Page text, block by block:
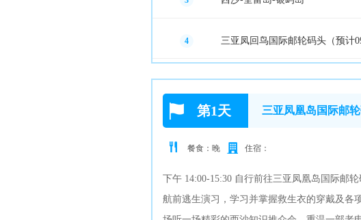
4 三亚凤回鸟国际邮轮码头（预计
第1天 三亚凤凰岛国际邮
餐食：晚 住宿：
下午 14:00-15:30 自行前往三亚凤凰岛国际邮
航前逃生演习，学习并掌握救生衣的穿戴及各